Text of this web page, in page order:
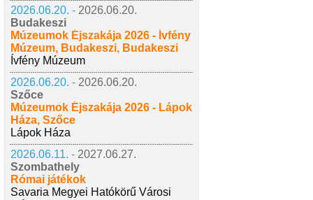
2026.06.20. - 2026.06.20.
Budakeszi
Múzeumok Éjszakája 2026 - Ívfény
Múzeum, Budakeszi, Budakeszi
Ívfény Múzeum
2026.06.20. - 2026.06.20.
Szőce
Múzeumok Éjszakája 2026 - Lápok
Háza, Szőce
Lápok Háza
2026.06.11. - 2027.06.27.
Szombathely
Római játékok
Savaria Megyei Hatókörű Városi